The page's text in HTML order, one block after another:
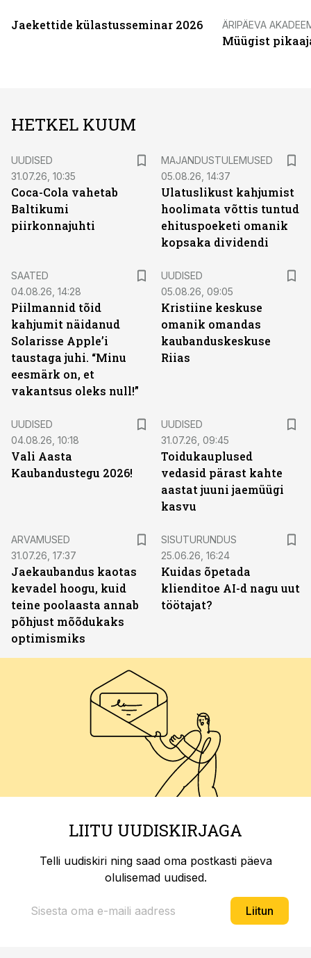
Jaekettide külastusseminar 2026 ÄRIPÄEVA
Müügist
HETKEL KUUM
UUDISED
31.07.26, 10:35
Coca-Cola vahetab
Baltikumi
piirkonnajuhti
MAJANDUSTULEMUSED
05.08.26, 14:37
Ulatuslikust kahjumist
hoolimata võttis tuntud
ehituspoeketi omanik
kopsaka dividendi
SAATED
04.08.26, 14:28
Piilmannid tõid
kahjumit näidanud
Solarisse Apple’i
taustaga juhi. “Minu
eesmärk on, et
vakantsus oleks null!”
UUDISED
05.08.26, 09:05
Kristiine keskuse
omanik omandas
kaubanduskeskuse
Riias
UUDISED
04.08.26, 10:18
Vali Aasta
Kaubandustegu 2026!
UUDISED
31.07.26, 09:45
Toidukauplused
vedasid pärast kahte
aastat juuni jaemüügi
kasvu
ARVAMUSED
31.07.26, 17:37
Jaekaubandus kaotas
kevadel hoogu, kuid
teine poolaasta annab
põhjust mõõdukaks
optimismiks
SISUTURUNDUS
25.06.26, 16:24
Kuidas õpetada
klienditoe AI-d nagu uut
töötajat?
LIITU UUDISKIRJAGA
Telli uudiskiri ning saad oma postkasti päeva
olulisemad uudised.
Liitun